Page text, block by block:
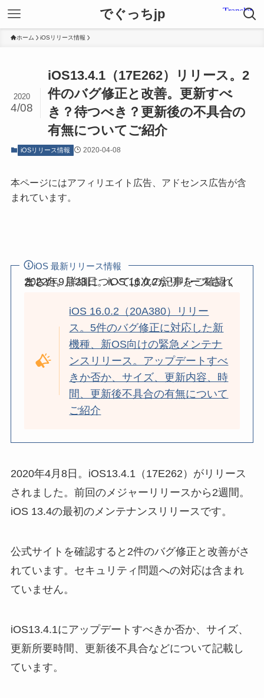
でぐっちjp
ホーム iOSリリース情報
iOS13.4.1（17E262）リリース。2
件のバグ修正と改善。更新すべ
き？待つべき？更新後の不具合の
有無についてご紹介
2020
4/08
iOSリリース情報 2020-04-08
本ページにはアフィリエイト広告、アドセンス広告が含
まれています。
iOS 最新リリース情報
2022年9月23日。iOS 16.0.2がリリースされました。詳細については次の記事をご確認ください。
iOS 16.0.2（20A380）リリー
ス。5件のバグ修正に対応した新
機種、新OS向けの緊急メンテナ
ンスリリース。アップデートすべ
きか否か、サイズ、更新内容、時
間、更新後不具合の有無について
ご紹介
2020年4月8日。iOS13.4.1（17E262）がリリース
されました。前回のメジャーリリースから2週間。
iOS 13.4の最初のメンテナンスリリースです。
公式サイトを確認すると2件のバグ修正と改善がさ
れています。セキュリティ問題への対応は含まれ
ていません。
iOS13.4.1にアップデートすべきか否か、サイズ、
更新所要時間、更新後不具合などについて記載し
ています。